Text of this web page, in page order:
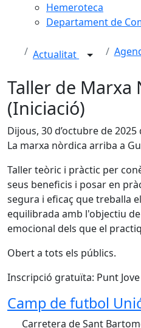
Hemeroteca
Departament de
Actualitat
Taller de Marxa
(Iniciació)
Dijous, 30 d’octubre de 2025
La marxa nòrdica arriba a
Taller teòric i pràctic per
seus beneficis i posar en
segura i eficaç que treballa
equilibrada amb l'objectiu
emocional dels que el
Obert a tots els públics.
Inscripció gratuïta: Punt
Camp de futbol
Carretera de Sant